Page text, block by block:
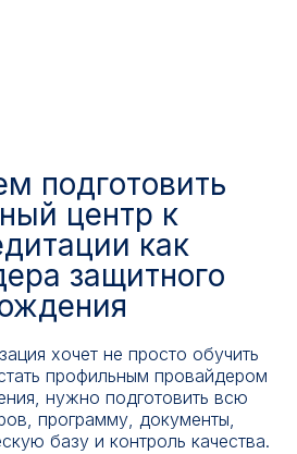
подготовить
центр к
как
защитного
хочет не просто обучить
профильным провайдером
нужно подготовить всю
программу, документы,
базу и контроль качества.